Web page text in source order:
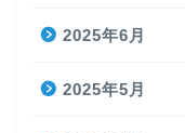
2025年6月
2025年5月